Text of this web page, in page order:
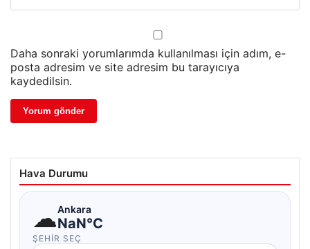
Daha sonraki yorumlarımda kullanılması için adım, e-
posta adresim ve site adresim bu tarayıcıya
kaydedilsin.
Hava Durumu
☁Ankara
NaN°C
ŞEHIR SEÇ